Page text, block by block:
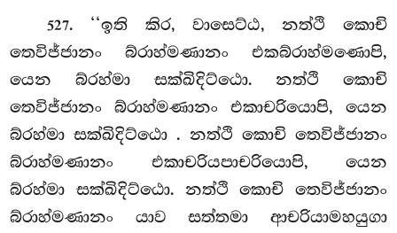
527. ‘‘ඉති කිර, වාසෙට්ඨ, නත්ථි කොචි
තෙවිජ්ජානං බ්රාහ්මණානං එකබ්රාහ්මණොපි,
යෙන බ්රහ්මා සක්ඛිදිට්ඨො. නත්ථි කොචි
තෙවිජ්ජානං බ්රාහ්මණානං එකාචරියොපි, යෙන
බ්රහ්මා සක්ඛිදිට්ඨො. නත්ථි කොචි තෙවිජ්ජානං
බ්රාහ්මණානං එකාචරියපාචරියොපි, යෙන
බ්රහ්මා සක්ඛිදිට්ඨො. නත්ථිකොචි තෙවිජ්ජානං
බ්රාහ්මණානං යාව සත්තමා ආචරියාමහයුගා